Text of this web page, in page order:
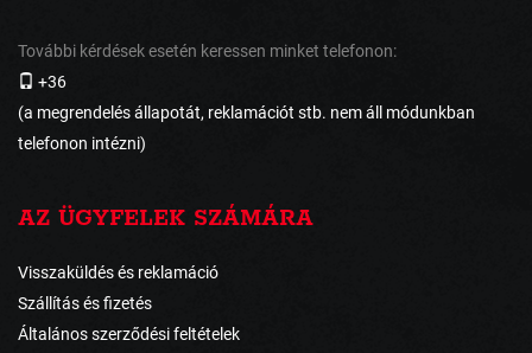
További kérdések esetén keressen minket telefonon:
+36
(a megrendelés állapotát, reklamációt stb. nem áll módunkban
telefonon intézni)
AZ ÜGYFELEK SZÁMÁRA
Visszaküldés és reklamáció
Szállítás és fizetés
Általános szerződési feltételek